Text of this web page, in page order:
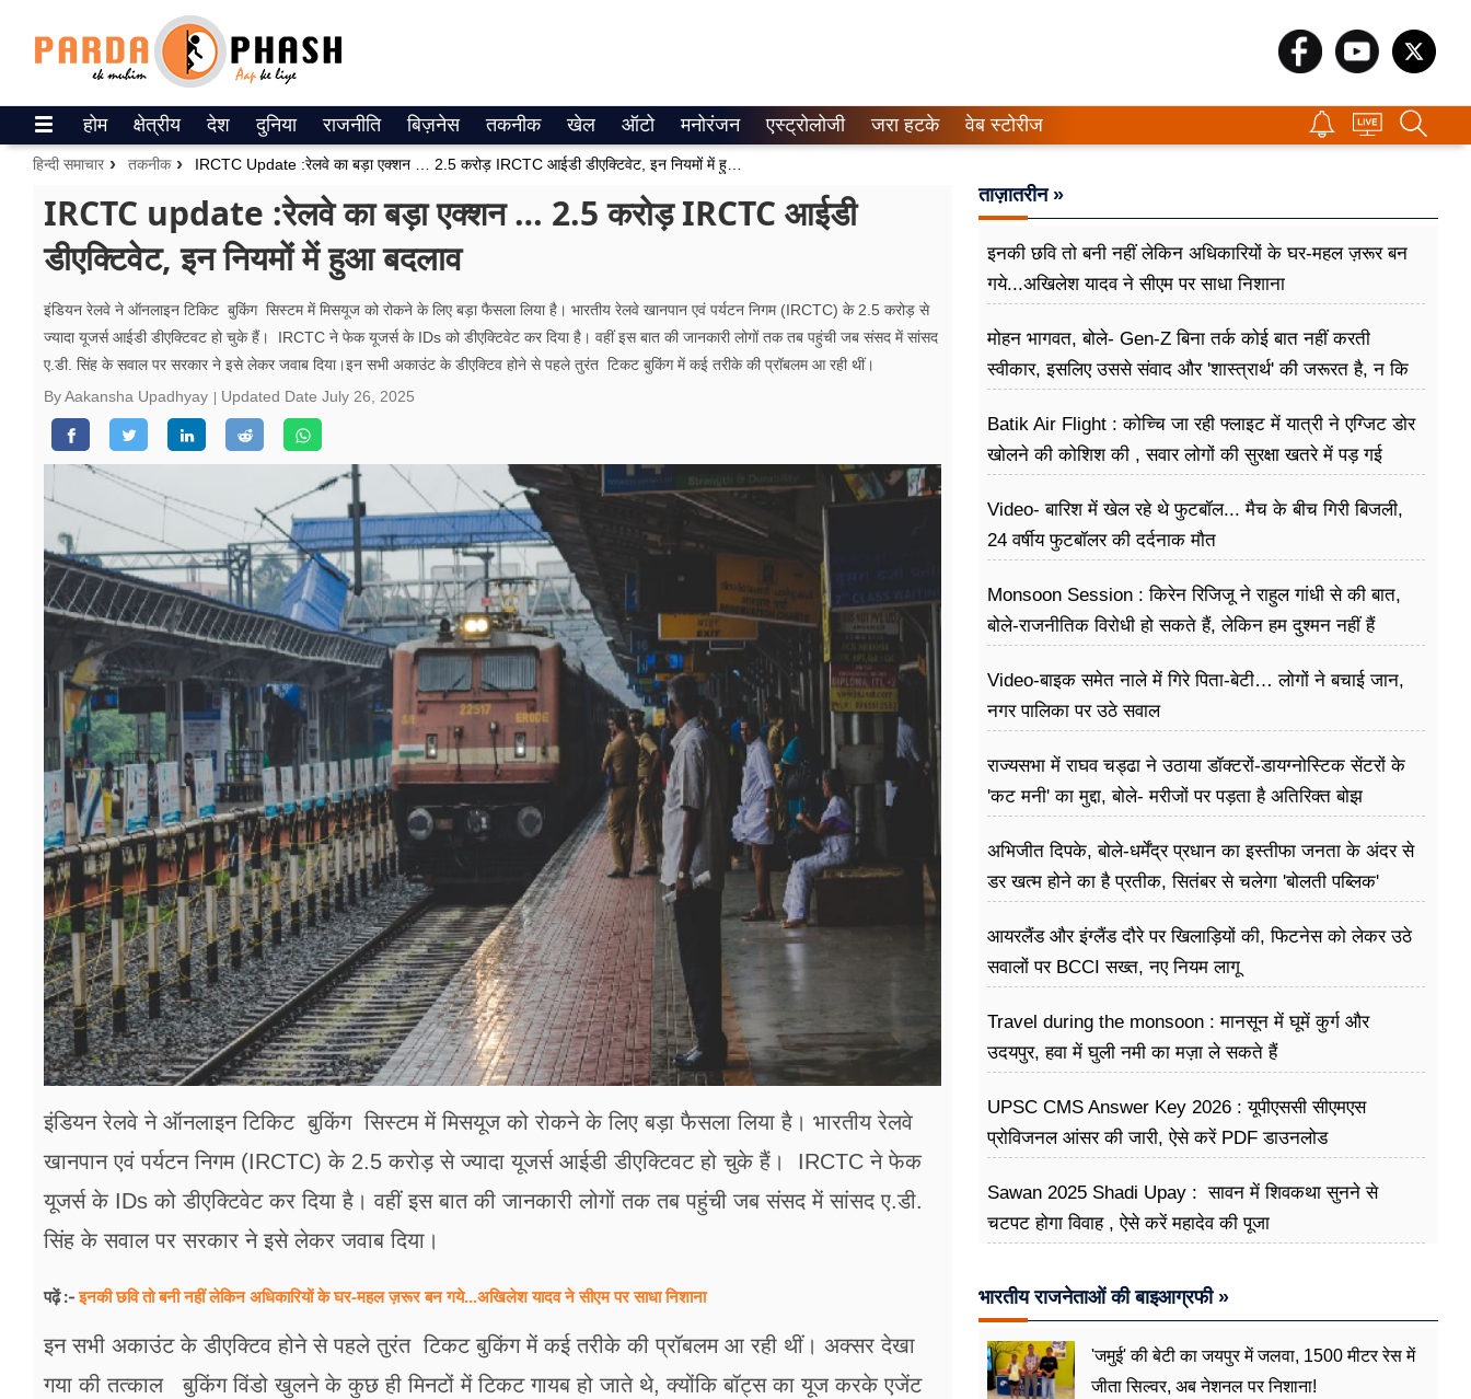
ePaper
वेब स्टोरीज
उत्तर प्रदेश
गैलरी
वीडियो
रिलेशनशिप
जीवन मंत्रा
फूड
सेहत
ब्‍यूटी
अन्य खबरें
होम क्षेत्रीय देश दुनिया राजनीति बिज़नेस तकनीक खेल ऑटो मनोरंजन एस्ट्रोलोजी जरा हटके वेब स्टोरीज
हिन्दी समाचार तकनीक
IRCTC update :रेलवे का बड़ा एक्शन … 2.5 करोड़ IRCTC आईडी
डीएक्टिवेट, इन नियमों में हुआ बदलाव
इंडियन रेलवे ने ऑनलाइन टिकिट बुकिंग सिस्टम में मिसयूज को रोकने के लिए बड़ा फैसला लिया है। भारतीय रेलवे खानपान एवं पर्यटन निगम (IRCTC) के 2.5 करोड़ से
ज्‍यादा यूजर्स आईडी डीएक्टिवट हो चुके हैं। IRCTC ने फेक यूजर्स के IDs को डीएक्टिवेट कर दिया है। वहीं इस बात की जानकारी लोगों तक तब पहुंची जब संसद में सांसद
ए.डी. सिंह के सवाल पर सरकार ने इसे लेकर जवाब दिया।इन सभी अकाउंट के डीएक्टिव होने से पहले तुरंत टिकट बुकिंग में कई तरीके की प्रॉबलम आ रही थीं।
By Aakansha Upadhyay
Updated Date July 26, 2025
इंडियन रेलवे ने ऑनलाइन टिकिट बुकिंग सिस्टम में मिसयूज को रोकने के लिए बड़ा फैसला लिया है। भारतीय रेलवे
खानपान एवं पर्यटन निगम (IRCTC) के 2.5 करोड़ से ज्‍यादा यूजर्स आईडी डीएक्टिवट हो चुके हैं। IRCTC ने फेक
यूजर्स के IDs को डीएक्टिवेट कर दिया है। वहीं इस बात की जानकारी लोगों तक तब पहुंची जब संसद में सांसद ए.डी.
सिंह के सवाल पर सरकार ने इसे लेकर जवाब दिया।
पढ़ें :-इनकी छवि तो बनी नहीं लेकिन अधिकारियों के घर-महल ज़रूर बन गये...अखिलेश यादव ने सीएम पर साधा​ निशाना
इन सभी अकाउंट के डीएक्टिव होने से पहले तुरंत टिकट बुकिंग में कई तरीके की प्रॉबलम आ रही थीं। अक्सर देखा
गया की तत्काल बुकिंग विंडो खुलने के कुछ ही मिनटों में टिकट गायब हो जाते थे, क्‍योंकि बॉट्स का यूज करके एजेंट
ताज़ातरीन »
इनकी छवि तो बनी नहीं लेकिन अधिकारियों के घर-महल ज़रूर बन
गये...अखिलेश यादव ने सीएम पर साधा​ निशाना
मोहन भागवत, बोले- Gen-Z बिना तर्क कोई बात नहीं करती
स्वीकार, इसलिए उससे संवाद और 'शास्त्रार्थ' की जरूरत है, न कि
Batik Air Flight : कोच्चि जा रही फ्लाइट में यात्री ने एग्जिट डोर
खोलने की कोशिश की , सवार लोगों की सुरक्षा खतरे में पड़ गई
Video- बारिश में खेल रहे थे फुटबॉल... मैच के बीच गिरी बिजली,
24 वर्षीय फुटबॉलर की दर्दनाक मौत
Monsoon Session : किरेन रिजिजू ने राहुल गांधी से की बात,
बोले-राजनीतिक विरोधी हो सकते हैं, लेकिन हम दुश्मन नहीं हैं
Video-बाइक समेत नाले में गिरे पिता-बेटी… लोगों ने बचाई जान,
नगर पालिका पर उठे सवाल
राज्यसभा में राघव चड्ढा ने उठाया डॉक्टरों-डायग्नोस्टिक सेंटरों के
'कट मनी' का मुद्दा, बोले- मरीजों पर पड़ता है अ​तिरिक्त बोझ
अभिजीत दिपके, बोले-धर्मेंद्र प्रधान का इस्तीफा जनता के अंदर से
डर खत्म होने का है प्रतीक, सितंबर से चलेगा 'बोलती पब्लिक'
आयरलैंड और इंग्लैंड दौरे पर खिलाड़ियों की, फिटनेस को लेकर उठे
सवालों पर BCCI सख्त, नए नियम लागू
Travel during the monsoon : मानसून में घूमें कुर्ग और
उदयपुर, हवा में घुली नमी का मज़ा ले सकते हैं
UPSC CMS Answer Key 2026 : यूपीएससी सीएमएस
प्रोविजनल आंसर की जारी, ऐसे करें PDF डाउनलोड
Sawan 2025 Shadi Upay : सावन में शिवकथा सुनने से
चटपट होगा विवाह , ऐसे करें महादेव की पूजा
भारतीय राजनेताओं की बाइआग्रफी »
'जमुई' की बेटी का जयपुर में जलवा, 1500 मीटर रेस में
जीता सिल्वर, अब नेशनल पर निशाना!